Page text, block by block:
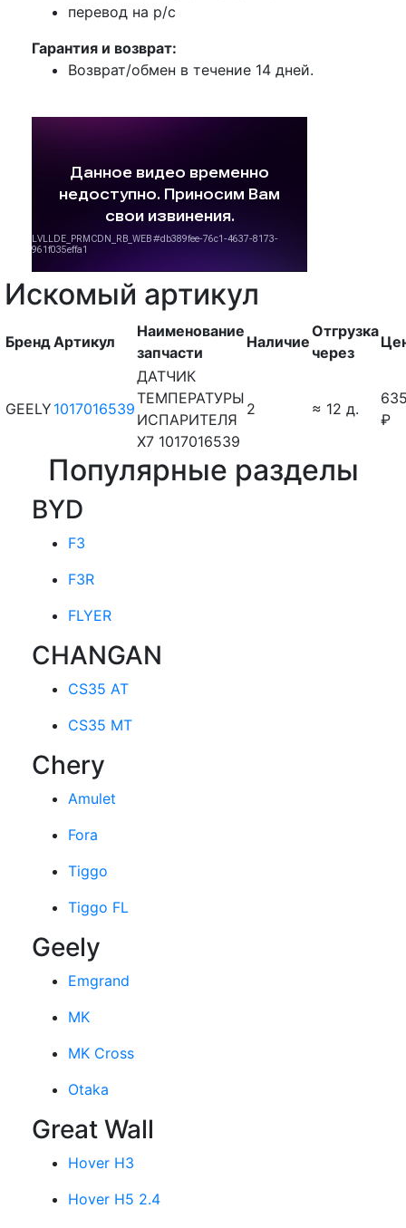
перевод на р/с
Гарантия и возврат:
Возврат/обмен в течение 14 дней.
Искомый артикул
БрендАртикул
Наименование
запчасти
Наличие
Отгрузка
через
GEELY 1017016539
ДАТЧИК
ТЕМПЕРАТУРЫ
ИСПАРИТЕЛЯ
X7 1017016539
2 ≈ 12 д.
₽
Популярные разделы
BYD
F3
F3R
FLYER
CHANGAN
CS35 AT
CS35 MT
Chery
Amulet
Fora
Tiggo
Tiggo FL
Geely
Emgrand
MK
MK Cross
Otaka
Great Wall
Hover H3
Hover H5 2.4